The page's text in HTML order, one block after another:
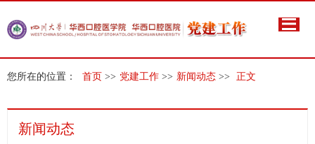
您所在的位置： 首页 >> 党建工作 >> 新闻动态 >> 正文
新闻动态